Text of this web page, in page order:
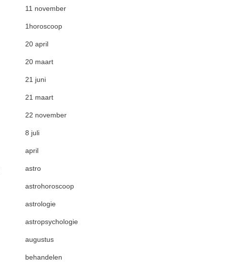
11 november
1horoscoop
20 april
20 maart
21 juni
21 maart
22 november
8 juli
april
astro
astrohoroscoop
astrologie
astropsychologie
augustus
behandelen